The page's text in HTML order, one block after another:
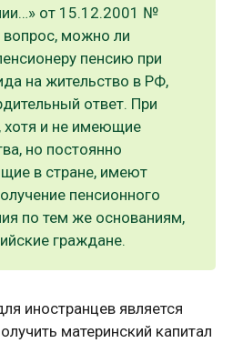
от 15.12.2001 №
можно ли
пенсию при
на жительство в РФ,
ответ. При
хотя и не имеющие
но постоянно
в стране, имеют
пенсионного
по тем же основаниям,
граждане.
иностранцев является
материнский капитал